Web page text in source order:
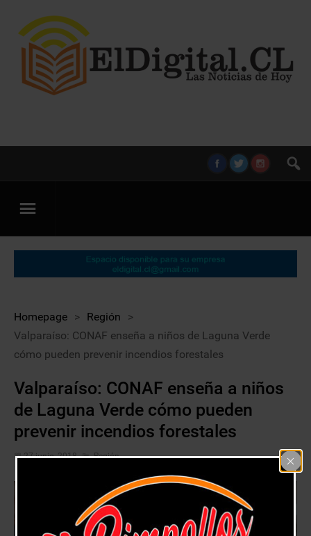
Homepage > Región
>
Valparaíso: CONAF enseña a niños de Laguna Verde
cómo pueden prevenir incendios forestales
Valparaíso: CONAF enseña a niños
de Laguna Verde cómo pueden
prevenir incendios forestales
27 junio, 2018 Región